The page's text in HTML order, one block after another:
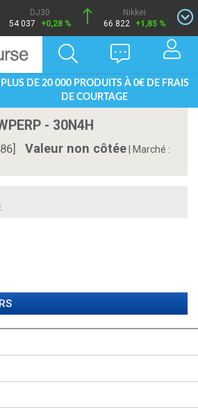
DJ30
54 037
+0,28 %
Nikkei
66 822
+1,85 %
PLUS DE 20 000 PRODUITS À 0€ DE FRAIS
DE COURTAGE
- 30N4H
Valeur non côtée Marché :